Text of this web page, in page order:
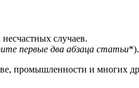
случаев.
первые два абзаца статьи*).
промышленности и многих